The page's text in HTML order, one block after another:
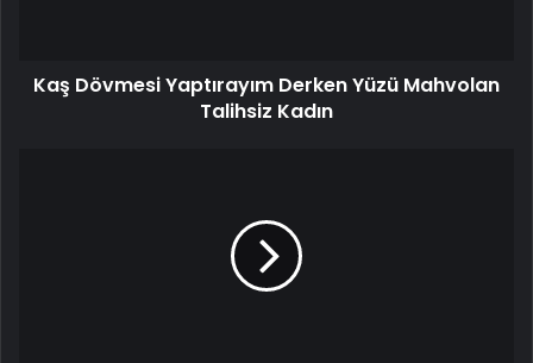
Kaş Dövmesi Yaptırayım Derken Yüzü Mahvolan
Talihsiz Kadın